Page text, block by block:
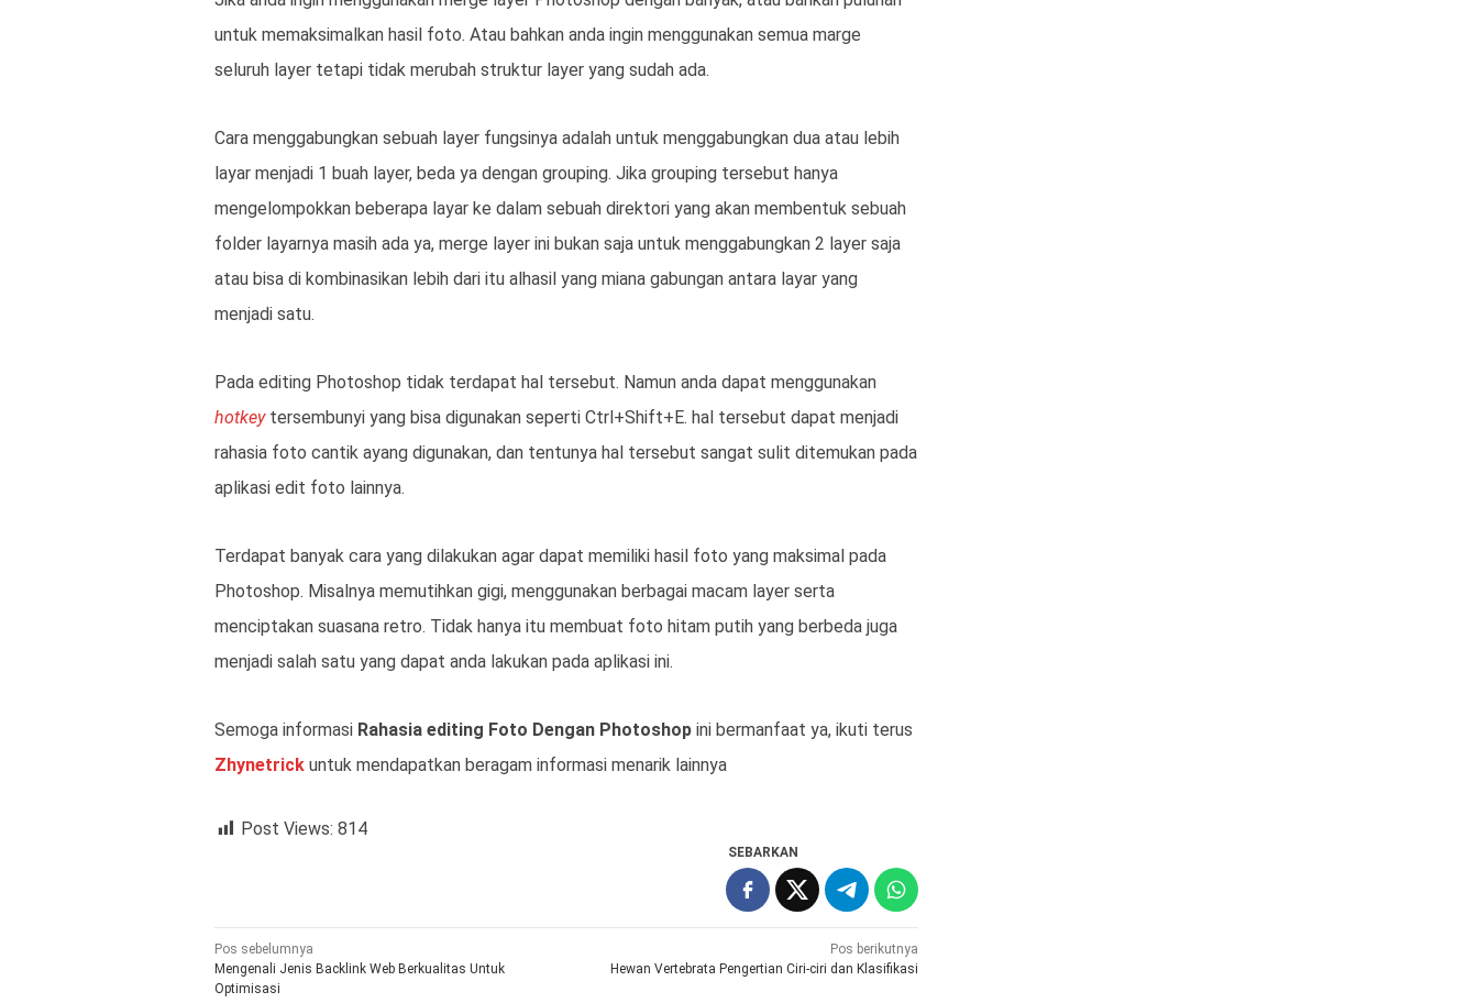
untuk memaksimalkan hasil foto. Atau bahkan anda ingin menggunakan semua marge
seluruh layer tetapi tidak merubah struktur layer yang sudah ada.
Cara menggabungkan sebuah layer fungsinya adalah untuk menggabungkan dua atau lebih
layar menjadi 1 buah layer, beda ya dengan grouping. Jika grouping tersebut hanya
mengelompokkan beberapa layar ke dalam sebuah direktori yang akan membentuk sebuah
folder layarnya masih ada ya, merge layer ini bukan saja untuk menggabungkan 2 layer saja
atau bisa di kombinasikan lebih dari itu alhasil yang miana gabungan antara layar yang
menjadi satu.
Pada editing Photoshop tidak terdapat hal tersebut. Namun anda dapat menggunakan
hotkeytersembunyi yang bisa digunakan seperti Ctrl+Shift+E. hal tersebut dapat menjadi
rahasia foto cantik ayang digunakan, dan tentunya hal tersebut sangat sulit ditemukan pada
aplikasi edit foto lainnya.
Terdapat banyak cara yang dilakukan agar dapat memiliki hasil foto yang maksimal pada
Photoshop. Misalnya memutihkan gigi, menggunakan berbagai macam layer serta
menciptakan suasana retro. Tidak hanya itu membuat foto hitam putih yang berbeda juga
menjadi salah satu yang dapat anda lakukan pada aplikasi ini.
Semoga informasi Rahasia editing Foto Dengan Photoshop ini bermanfaat ya, ikuti terus
Zhynetrick untuk mendapatkan beragam informasi menarik lainnya
Post Views: 814
SEBARKAN
Navigasi
pos
Pos sebelumnya
Mengenali Jenis Backlink Web Berkualitas Untuk
Optimisasi
Pos berikutnya
Hewan Vertebrata Pengertian Ciri-ciri dan Klasifikasi